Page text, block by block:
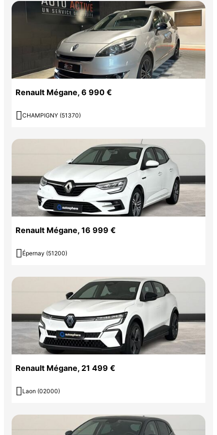
Renault Mégane, 6 990 €
 CHAMPIGNY (51370)
Renault Mégane, 16 999 €
 Épernay (51200)
Renault Mégane, 21 499 €
 Laon (02000)